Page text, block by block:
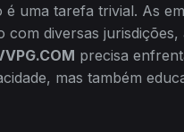
uma tarefa trivial. As
diversas
precisa
mas também